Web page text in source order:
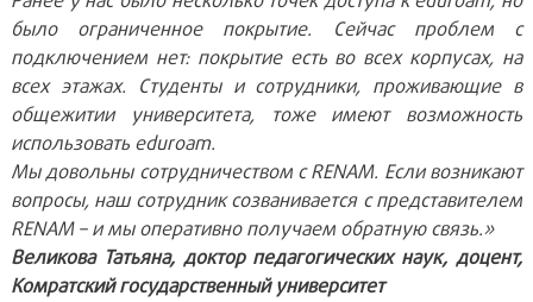
было ограниченное покрытие. Сейчас проблем с
подключением нет: покрытие есть во всех корпусах, на
всех этажах. Студенты и сотрудники, проживающие в
общежитии университета, тоже имеют возможность
использовать eduroam.
Мы довольны сотрудничеством с RENAM. Если возникают
вопросы, наш сотрудник созванивается с представителем
RENAM – и мы оперативно получаем обратную связь.»
Великова Татьяна, доктор педагогических наук, доцент,
Комратский государственный университет